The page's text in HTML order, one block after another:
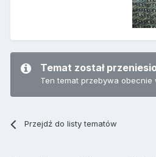
Temat został
Ten temat przebywa obecnie
Przejdź do listy tematów